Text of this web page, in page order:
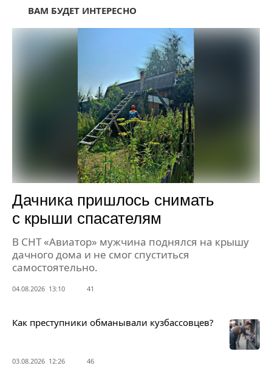
ВАМ БУДЕТ ИНТЕРЕСНО
Дачника пришлось снимать
с крыши спасателям
В СНТ «Авиатор» мужчина поднялся на крышу
дачного дома и не смог спуститься
самостоятельно.
04.08.2026 13:10 41
Как преступники обманывали кузбассовцев?
03.08.2026 12:26 46